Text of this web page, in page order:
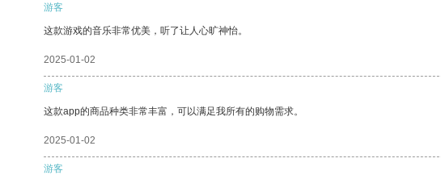
游客
这款游戏的音乐非常优美，听了让人心旷神怡。
2025-01-02
游客
这款app的商品种类非常丰富，可以满足我所有的购物需求。
2025-01-02
游客